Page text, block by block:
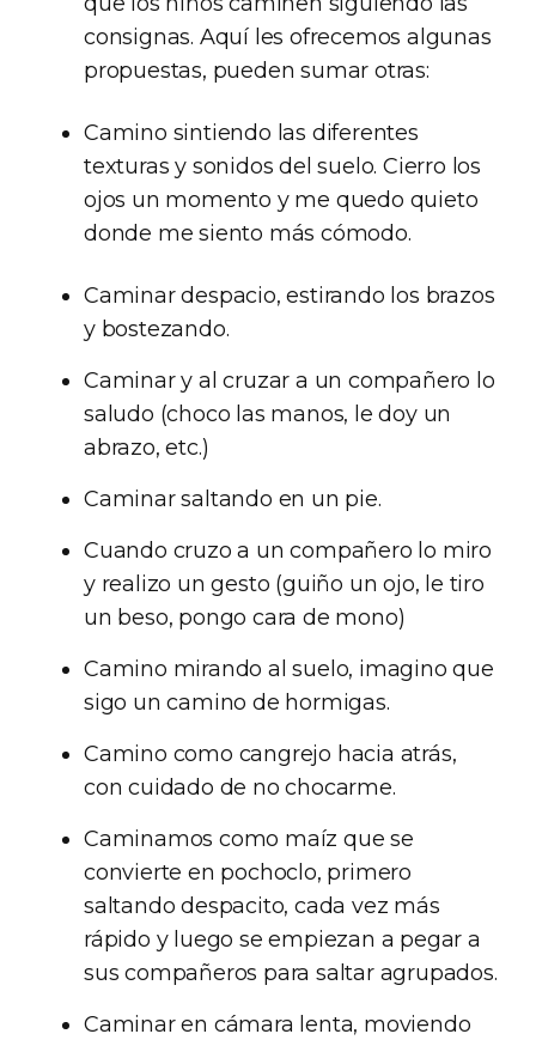
consignas. Aquí les ofrecemos algunas
propuestas, pueden sumar otras:
Camino sintiendo las diferentes
texturas y sonidos del suelo. Cierro los
ojos un momento y me quedo quieto
donde me siento más cómodo.
Caminar despacio, estirando los brazos
y bostezando.
Caminar y al cruzar a un compañero lo
saludo (choco las manos, le doy un
abrazo, etc.)
Caminar saltando en un pie.
Cuando cruzo a un compañero lo miro
y realizo un gesto (guiño un ojo, le tiro
un beso, pongo cara de mono)
Camino mirando al suelo, imagino que
sigo un camino de hormigas.
Camino como cangrejo hacia atrás,
con cuidado de no chocarme.
Caminamos como maíz que se
convierte en pochoclo, primero
saltando despacito, cada vez más
rápido y luego se empiezan a pegar a
sus compañeros para saltar agrupados.
Caminar en cámara lenta, moviendo